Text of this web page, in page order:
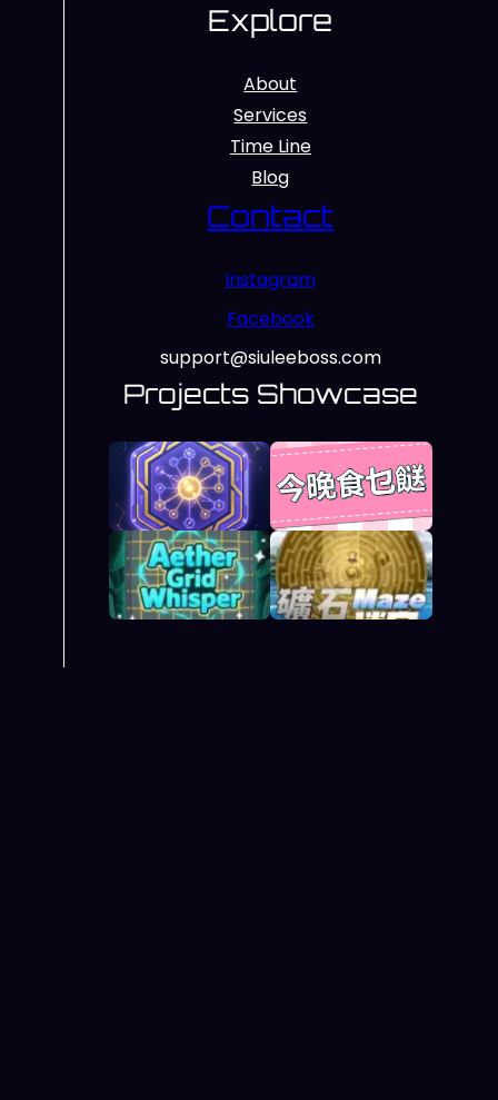
Explore
About
Services
Time Line
Blog
Contact
Instagram
Facebook
support@siuleeboss.com
Projects Showcase